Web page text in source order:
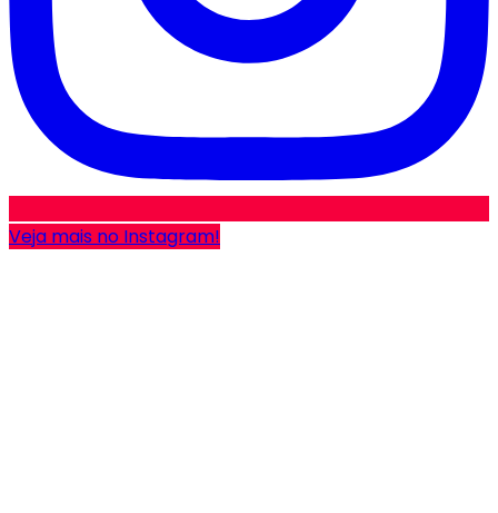
Veja mais no Instagram!